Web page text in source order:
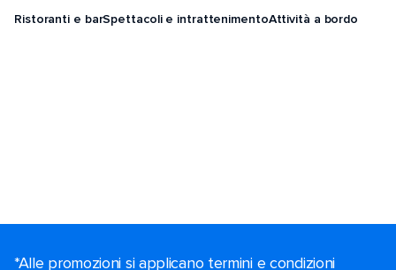
Ristoranti e barSpettacoli e intrattenimentoAttività a bordo
*Alle promozioni si applicano termini e condizioni